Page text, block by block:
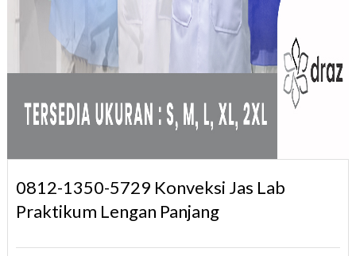
0812-1350-5729 Konveksi Jas Lab
Praktikum Lengan Panjang